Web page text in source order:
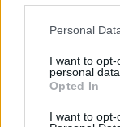
Please note that
not limited to
grant or deny
use your data for
consent section.
Personal
I want to
personal data.
Opted In
I want to